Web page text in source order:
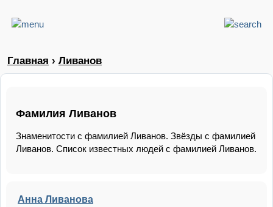
Главная › Ливанов
Фамилия Ливанов
Знаменитости с фамилией Ливанов. Звёзды с фамилией
Ливанов. Список известных людей с фамилией Ливанов.
Анна Ливанова